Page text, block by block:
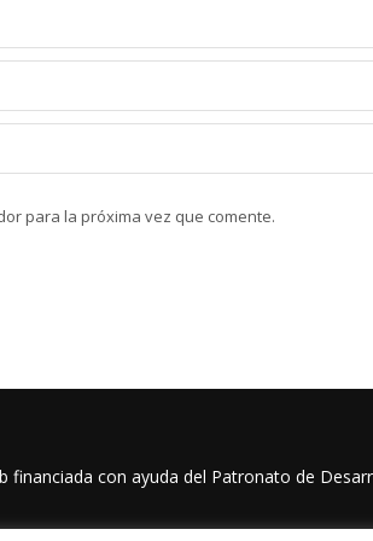
para la próxima vez que comente.
financiada con ayuda del Patronato de